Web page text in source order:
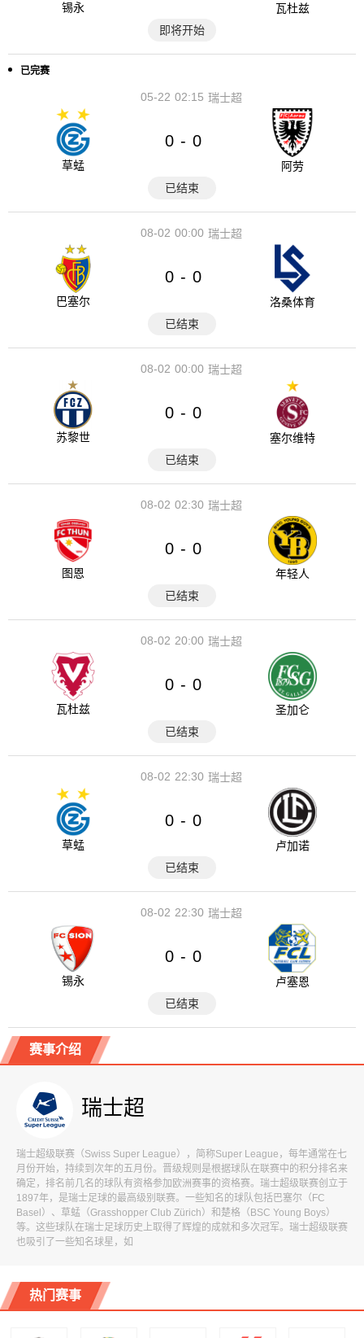
锡永
瓦杜兹
即将开始
已完赛
02:15
05-22 瑞士超
草蜢
0 - 0
阿劳
已结束
00:00
08-02 瑞士超
巴塞尔
0 - 0
洛桑体育
已结束
00:00
08-02 瑞士超
苏黎世
0 - 0
塞尔维特
已结束
02:30
08-02 瑞士超
图恩
0 - 0
年轻人
已结束
20:00
08-02 瑞士超
瓦杜兹
0 - 0
圣加仑
已结束
22:30
08-02 瑞士超
草蜢
0 - 0
卢加诺
已结束
22:30
08-02 瑞士超
锡永
0 - 0
卢塞恩
已结束
赛事介绍
瑞士超
瑞士超级联赛（Swiss Super League），简称Super League，每年通常在七
月份开始，持续到次年的五月份。晋级规则是根据球队在联赛中的积分排名来
确定，排名前几名的球队有资格参加欧洲赛事的资格赛。瑞士超级联赛创立于
1897年，是瑞士足球的最高级别联赛。一些知名的球队包括巴塞尔（FC
Basel）、草蜢（Grasshopper Club Zürich）和楚格（BSC Young Boys）
等。这些球队在瑞士足球历史上取得了辉煌的成就和多次冠军。瑞士超级联赛
也吸引了一些知名球星，如
热门赛事